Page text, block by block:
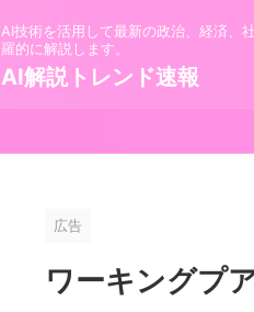
AI技術を活用して最新の政治、経済、
羅的に解説します。
AI解説トレンド速報
広告
ワーキングプ